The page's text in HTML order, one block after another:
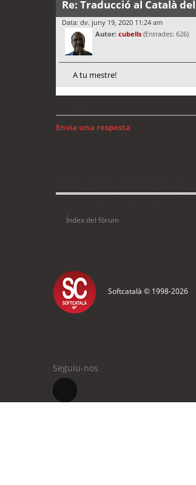
Re: Traducció al Català
Data: dv. juny 19, 2020 11:24 am
Autor: cubells (Entrades: 626)
A tu mestre!
Envia una resposta
Índex del fòrum
Softcatalà © 1998-2026
Seguiu-nos